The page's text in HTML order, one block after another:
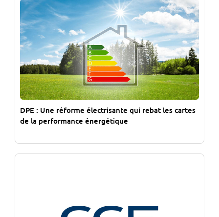
DPE : Une réforme électrisante qui rebat les cartes
de la performance énergétique